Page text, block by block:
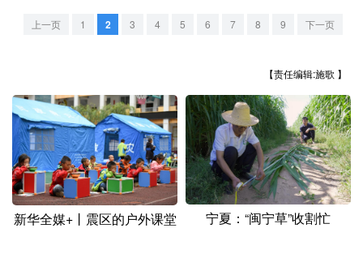
重庆
四川 贵州 云南 西藏
陕西 甘肃 青海 宁夏
新疆 内蒙古 黑龙江
上一页 1 2 3 4 5 6 7 8 9 下一页
【责任编辑:施歌 】
新华全媒+丨震区的户外课堂 宁夏：“闽宁草”收割忙